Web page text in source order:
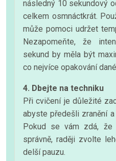
následný 10 sekundový
celkem osmnáctkrát.
může pomoci udržet
Nezapomeňte, že
sekund by měla být
co nejvíce opakování
4. Dbejte na techniku
Při cvičení je důležité
abyste předešli zranění
Pokud se vám zdá, že
správně, raději zvolte
delší pauzu.